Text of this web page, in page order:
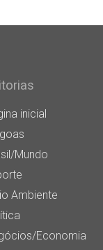
inicial
Mundo
Ambiente
Economia